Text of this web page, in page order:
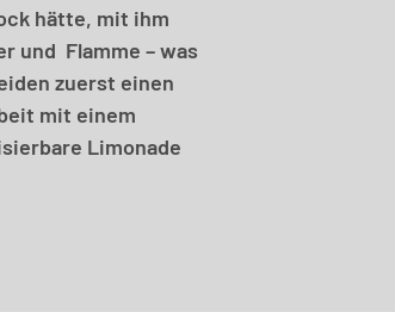
hätte, mit ihm
und Flamme – was
zuerst einen
mit einem
Limonade